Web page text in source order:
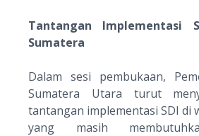
Tantangan Implementasi
Sumatera
Dalam sesi pembukaan,
Sumatera Utara turut
tantangan implementasi SDI di
yang masih